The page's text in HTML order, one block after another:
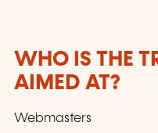
teaching
are adapted to the
customers and to
WHO IS THE
AIMED AT?
Webmasters